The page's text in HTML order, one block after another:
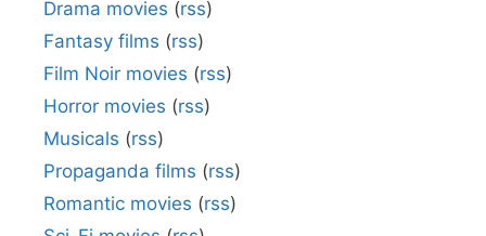
Drama movies (rss)
Fantasy films (rss)
Film Noir movies (rss)
Horror movies (rss)
Musicals (rss)
Propaganda films (rss)
Romantic movies (rss)